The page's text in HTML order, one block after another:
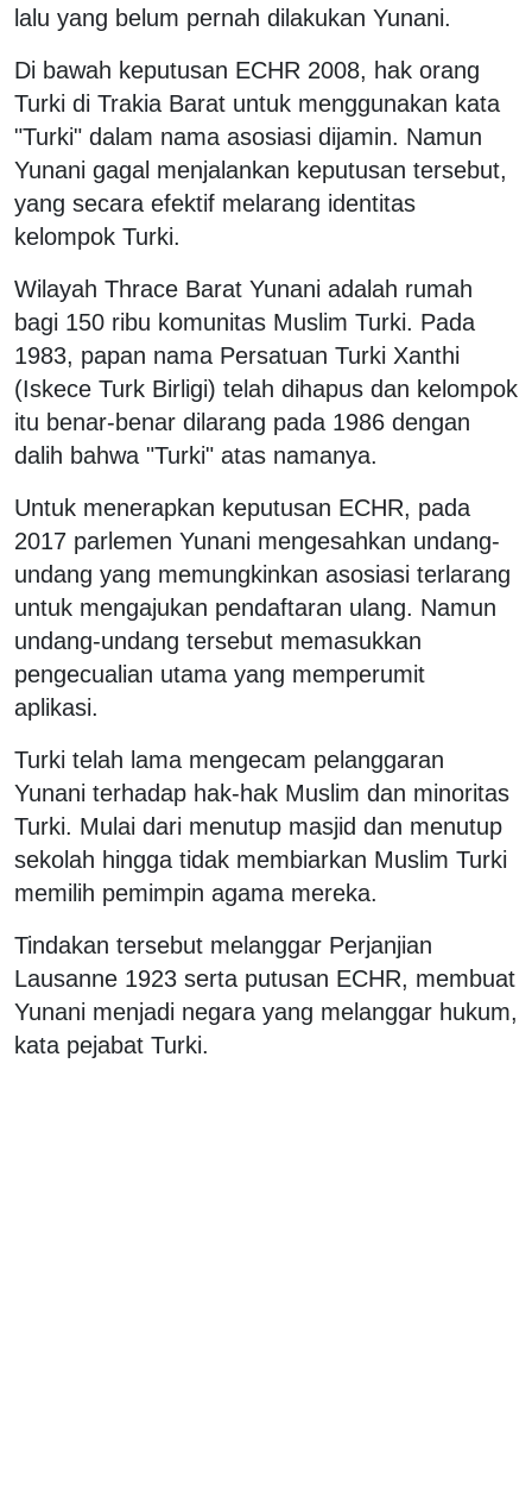
lalu yang belum pernah dilakukan Yunani.
Di bawah keputusan ECHR 2008, hak orang
Turki di Trakia Barat untuk menggunakan kata
"Turki" dalam nama asosiasi dijamin. Namun
Yunani gagal menjalankan keputusan tersebut,
yang secara efektif melarang identitas
kelompok Turki.
Wilayah Thrace Barat Yunani adalah rumah
bagi 150 ribu komunitas Muslim Turki. Pada
1983, papan nama Persatuan Turki Xanthi
(Iskece Turk Birligi) telah dihapus dan kelompok
itu benar-benar dilarang pada 1986 dengan
dalih bahwa "Turki" atas namanya.
Untuk menerapkan keputusan ECHR, pada
2017 parlemen Yunani mengesahkan undang-
undang yang memungkinkan asosiasi terlarang
untuk mengajukan pendaftaran ulang. Namun
undang-undang tersebut memasukkan
pengecualian utama yang memperumit
aplikasi.
Turki telah lama mengecam pelanggaran
Yunani terhadap hak-hak Muslim dan minoritas
Turki. Mulai dari menutup masjid dan menutup
sekolah hingga tidak membiarkan Muslim Turki
memilih pemimpin agama mereka.
Tindakan tersebut melanggar Perjanjian
Lausanne 1923 serta putusan ECHR, membuat
Yunani menjadi negara yang melanggar hukum,
kata pejabat Turki.